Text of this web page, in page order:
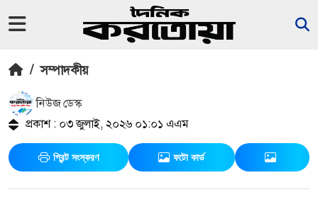
/ সম্পাদকীয়
নিউজ ডেস্ক
প্রকাশ : ০৩ জুলাই, ২০২৬ ০১:০১ এএম
প্রিন্ট সংস্করণ ফটো কার্ড